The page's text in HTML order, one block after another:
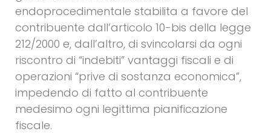
endoprocedimentale stabilita a favore del
contribuente dall’articolo 10-bis della legge
212/2000 e, dall’altro, di svincolarsi da ogni
riscontro di “indebiti” vantaggi fiscali e di
operazioni “prive di sostanza economica”,
impedendo di fatto al contribuente
medesimo ogni legittima pianificazione
fiscale.